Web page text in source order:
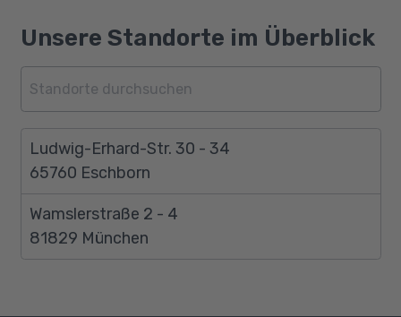
Unsere Standorte im Überblick
Ludwig-Erhard-Str. 30 - 34
65760 Eschborn
Wamslerstraße 2 - 4
81829 München